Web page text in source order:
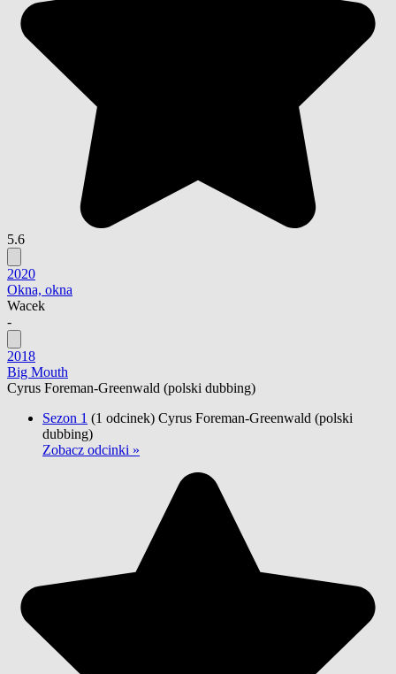
5.6
2020
Okna, okna
Wacek
-
2018
Big Mouth
Cyrus Foreman-Greenwald (polski dubbing)
Sezon 1 (1 odcinek) Cyrus Foreman-Greenwald (polski
dubbing)
Zobacz odcinki »